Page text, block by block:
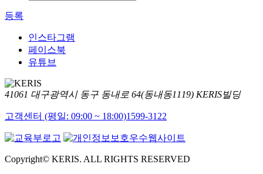
등록
인스타그램
페이스북
유튜브
41061 대구광역시 동구 동내로 64(동내동1119) KERIS빌딩
고객센터 (평일: 09:00 ~ 18:00)1599-3122
Copyright© KERIS. ALL RIGHTS RESERVED